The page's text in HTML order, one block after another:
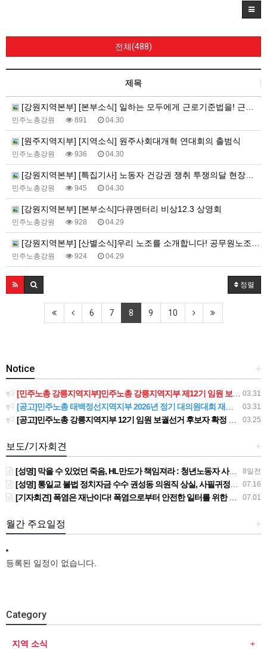
전체(488)
제목
[강원지역본부] [본부소식] 일하는 모두에게 근로기준법을! 근로기준법 전면 적용 캠페인
민주노총강원 891 04.30
[원주지역지부] [지역소식] 원주사회대개혁 연대회의 출범식
민주노총강원 936 04.30
[강원지역본부] [특집기사] 노동자 건강권 쟁취 투쟁의달 현장의 소리 특집기
민주노총강원 945 04.30
[강원지역본부] [본부소식]다큐멘터리 비상12.3 상영회
민주노총강원 928 04.29
[강원지역본부] [산별소식]우리 노조를 소개합니다! 공무원노조 소방본부 강원소방지부 소개
민주노총강원 924 04.29
정렬
6 7 8 9 10
+
Notice
03.31
[민주노총 강릉지역지부]민주노총 강릉지역지부 제12기 임원 보궐선거결과 공고
03.31
[공고]민주노총 태백정선지역지부 2026년 정기 대의원대회 재소집 건
03.25
[공고]민주노총 강릉지역지부 12기 임원 보궐선거 후보자 확정 공고
+
보도/기자회견
8일전
[성명] 막을 수 있었던 죽음, HL만도가 책임져라 : 청년노동자 사망사고의 철저한 진상규명과 재발방지 대책 마련하라
07.16
[성명] 통일교 불법 정치자금 수수 권성동 의원직 상실, 사필귀정이다
07.01
[기자회견] 폭염은 재난이다! 폭염으로부터 안전한 일터를 위한 민주노총 강원지역본부 폭염감시단 선포 기자회견
+
월간 주요일정
등록된 일정이 없습니다.
Category
지역 소식